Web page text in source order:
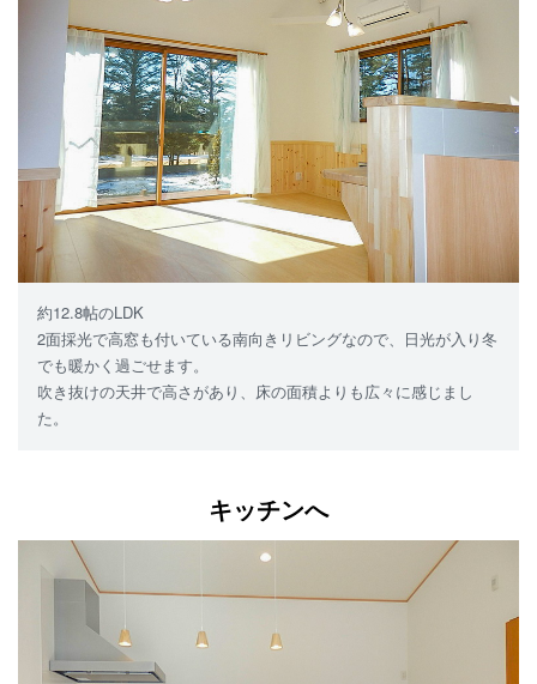
約12.8帖のLDK
2面採光で高窓も付いている南向きリビングなので、日光が入り冬
でも暖かく過ごせます。
吹き抜けの天井で高さがあり、床の面積よりも広々に感じまし
た。
キッチンへ